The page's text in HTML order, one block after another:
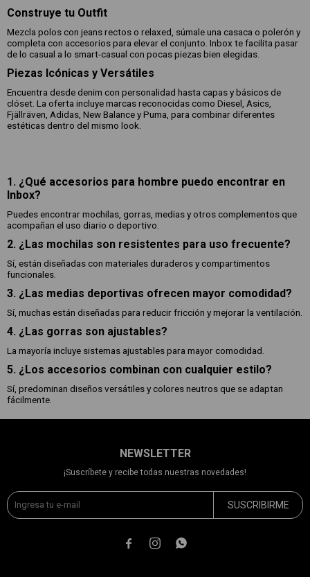
Construye tu Outfit
Mezcla polos con jeans rectos o relaxed, súmale una casaca o polerón y
completa con accesorios para elevar el conjunto. Inbox te facilita pasar
de lo casual a lo smart-casual con pocas piezas bien elegidas.
Piezas Icónicas y Versátiles
Encuentra desde denim con personalidad hasta capas y básicos de
clóset. La oferta incluye marcas reconocidas como Diesel, Asics,
Fjällräven, Adidas, New Balance y Puma, para combinar diferentes
estéticas dentro del mismo look.
1. ¿Qué accesorios para hombre puedo encontrar en
Inbox?
Puedes encontrar mochilas, gorras, medias y otros complementos que
acompañan el uso diario o deportivo.
2. ¿Las mochilas son resistentes para uso frecuente?
Sí, están diseñadas con materiales duraderos y compartimentos
funcionales.
3. ¿Las medias deportivas ofrecen mayor comodidad?
Sí, muchas están diseñadas para reducir fricción y mejorar la ventilación.
4. ¿Las gorras son ajustables?
La mayoría incluye sistemas ajustables para mayor comodidad.
5. ¿Los accesorios combinan con cualquier estilo?
Sí, predominan diseños versátiles y colores neutros que se adaptan
fácilmente.
NEWSLETTER
¡Suscríbete y recibe todas nuestras novedades!
SUSCRIBIRME
  